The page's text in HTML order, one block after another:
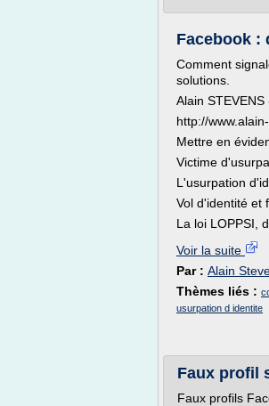
Facebook :
Comment
solutions.
Alain
http://
Mettre en
Victime
L'usurpation
Vol d'identité et
La loi LOPPSI,
Voir la suite
Par : Alain
Thèmes liés :
usurpation d identite
Faux profil
Faux profils